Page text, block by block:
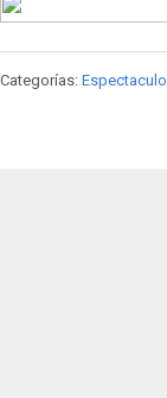
Categorías: Espectaculo